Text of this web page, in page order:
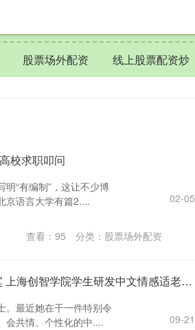
股票场外配资 线上股票配资炒
校求职叩问
“有编制”，这让不少博
京语言大学有篇2....
02-05
查看： 95 分类： 股票场外配资
易方达证券 AI女博士让爷爷奶奶不寂寞 上海创智学院学生研发中文情感适老大模型
。最近她在干一件特别令
共情、个性化的中....
09-21